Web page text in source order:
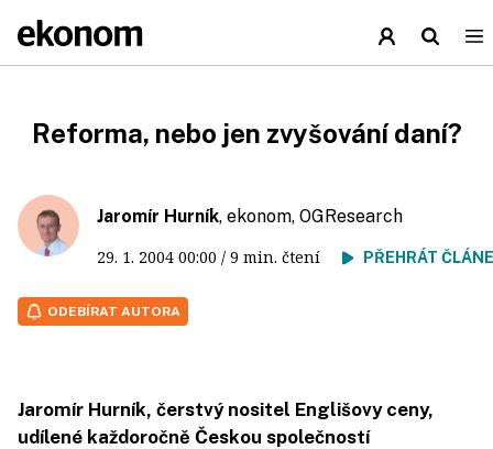
Reforma, nebo jen zvyšování daní?
Jaromír Hurník, ekonom, OGResearch
29. 1. 2004 00:00 / 9 min. čtení PŘEHRÁT
ODEBÍRAT AUTORA
Jaromír Hurník, čerstvý nositel Englišovy ceny,
udílené každoročně Českou společností